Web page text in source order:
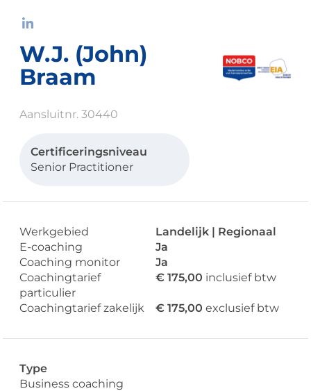
W.J. (John)
Braam
Aansluitnr. 30440
Certificeringsniveau
Senior Practitioner
Werkgebied
Landelijk | Regionaal
E-coaching
Ja
Coaching monitor
Ja
Coachingtarief
particulier
€ 175,00 inclusief btw
Coachingtarief zakelijk € 175,00 exclusief btw
Type
Business coaching